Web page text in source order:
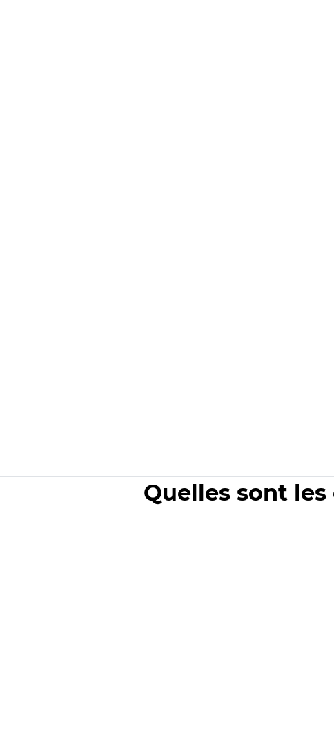
Quelles sont